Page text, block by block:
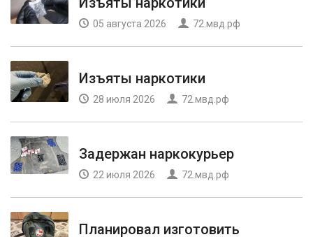
05 августа 2026 72.мвд.рф
Изъяты наркотики
28 июля 2026 72.мвд.рф
Задержан наркокурьер
22 июля 2026 72.мвд.рф
Планировал изготовить